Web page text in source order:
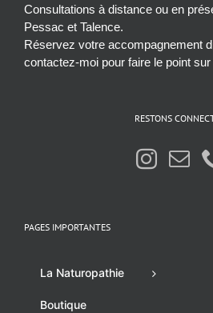
Consultations à distance ou en
Pessac et Talence.
Réservez votre accompagnement
contactez-moi pour faire le point
RESTONS
PAGES IMPORTANTES
La Naturopathie
Boutique